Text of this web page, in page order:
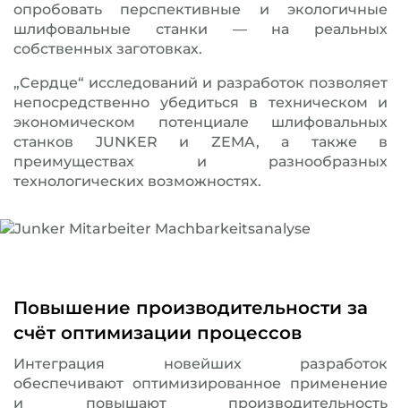
опробовать перспективные и экологичные
шлифовальные станки — на реальных
собственных заготовках.
„Cердце“ исследований и разработок позволяет
непосредственно убедиться в техническом и
экономическом потенциале шлифовальных
станков JUNKER и ZEMA, а также в
преимуществах и разнообразных
технологических возможностях.
Повышение производительности за
счёт оптимизации процессов
Интеграция новейших разработок
обеспечивают оптимизированное применение
и повышают производительность